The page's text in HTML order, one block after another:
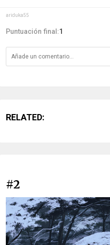
ariduka55
Puntuación final:1
RELATED:
#2